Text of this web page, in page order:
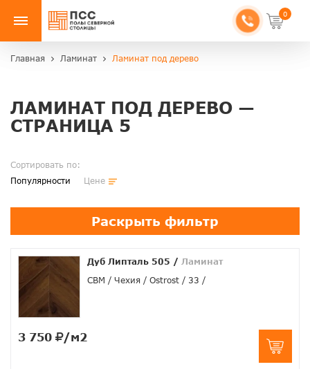
0
Главная Ламинат Ламинат под дерево
ЛАМИНАТ ПОД ДЕРЕВО —
СТРАНИЦА 5
Сортировать по:
Популярности
Цене
Раскрыть фильтр
Дуб Липталь 505 / Ламинат
CBM
Чехия Ostrost 33
3 750 /м2